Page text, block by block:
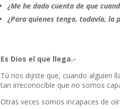
¿Me he dado cuenta de que
¿Para quienes tengo, todavía, la
Es Dios el que llega.-
Tú nos dijiste que, cuando alguien
tan irreconocible que no somos
Otras veces somos incapaces de